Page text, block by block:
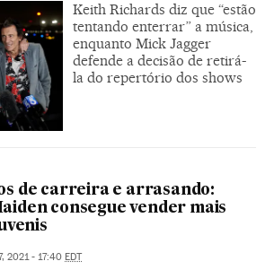
Keith Richards diz que “estão
tentando enterrar” a música,
enquanto Mick Jagger
defende a decisão de retirá-
la do repertório dos shows
de carreira e arrasando:
consegue vender mais
2021 - 17:40 EDT